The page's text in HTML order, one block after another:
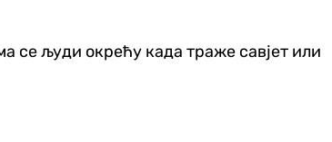
се људи окрећу када траже савјет или